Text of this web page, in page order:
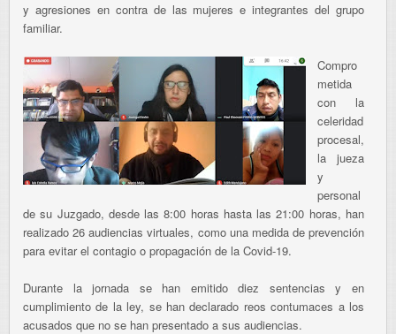
y agresiones en contra de las mujeres e integrantes del grupo
familiar.
Compro
metida
con la
celeridad
procesal,
la jueza
y
personal
de su Juzgado, desde las 8:00 horas hasta las 21:00 horas, han
realizado 26 audiencias virtuales, como una medida de prevención
para evitar el contagio o propagación de la Covid-19.
Durante la jornada se han emitido diez sentencias y en
cumplimiento de la ley, se han declarado reos contumaces a los
acusados que no se han presentado a sus audiencias.